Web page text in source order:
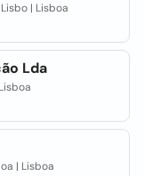
| Lisboa
Lda
| Lisboa